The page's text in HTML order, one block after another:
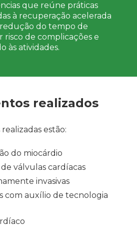
que reúne práticas
à recuperação acelerada
do tempo de
risco de complicações e
às atividades.
realizados
estão:
do miocárdio
válvulas cardíacas
invasivas
com auxílio de tecnologia